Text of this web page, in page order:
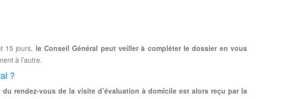
15 jours, le Conseil Général peut veiller à compléter le dossier en vous
à l’autre.
?
rendez-vous de la visite d’évaluation à domicile est alors reçu par la